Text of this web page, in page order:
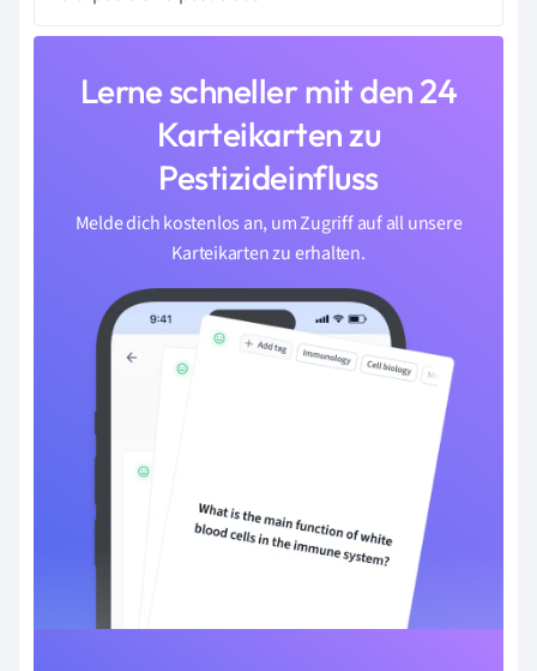
Lerne schneller mit den 24
Karteikarten zu
Pestizideinfluss
Melde dich kostenlos an, um Zugriff auf all unsere
Karteikarten zu erhalten.